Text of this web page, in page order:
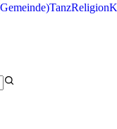
TanzReligion